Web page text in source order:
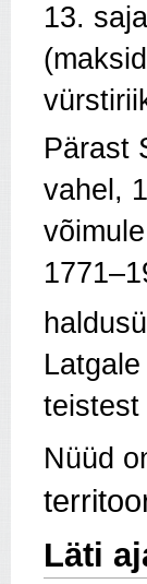
13.
Pärast
vahel,
Nüüd
Läti